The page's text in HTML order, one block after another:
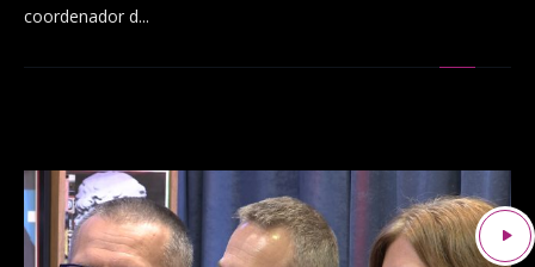
coordenador d...